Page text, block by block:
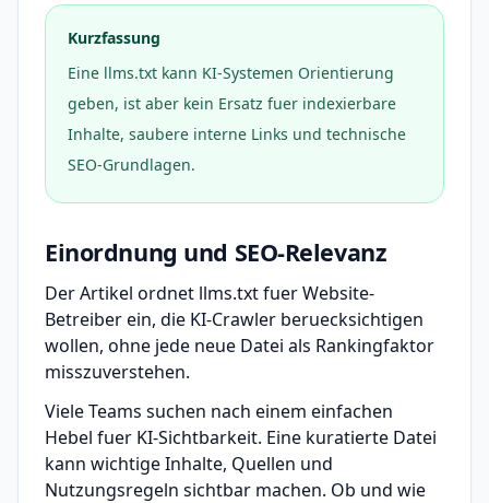
Kurzfassung
Eine llms.txt kann KI-Systemen Orientierung
geben, ist aber kein Ersatz fuer indexierbare
Inhalte, saubere interne Links und technische
SEO-Grundlagen.
Einordnung und SEO-Relevanz
Der Artikel ordnet llms.txt fuer Website-
Betreiber ein, die KI-Crawler beruecksichtigen
wollen, ohne jede neue Datei als Rankingfaktor
misszuverstehen.
Viele Teams suchen nach einem einfachen
Hebel fuer KI-Sichtbarkeit. Eine kuratierte Datei
kann wichtige Inhalte, Quellen und
Nutzungsregeln sichtbar machen. Ob und wie